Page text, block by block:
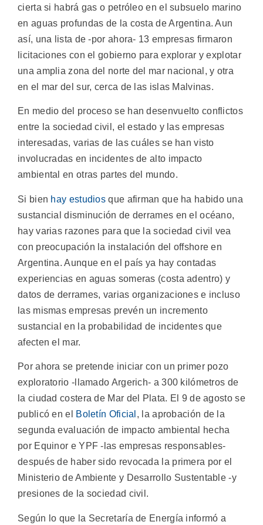
cierta si habrá gas o petróleo en el subsuelo marino
en aguas profundas de la costa de Argentina. Aun
así, una lista de -por ahora- 13 empresas firmaron
licitaciones con el gobierno para explorar y explotar
una amplia zona del norte del mar nacional, y otra
en el mar del sur, cerca de las islas Malvinas.
En medio del proceso se han desenvuelto conflictos
entre la sociedad civil, el estado y las empresas
interesadas, varias de las cuáles se han visto
involucradas en incidentes de alto impacto
ambiental en otras partes del mundo.
Si bien hay estudios que afirman que ha habido una
sustancial disminución de derrames en el océano,
hay varias razones para que la sociedad civil vea
con preocupación la instalación del offshore en
Argentina. Aunque en el país ya hay contadas
experiencias en aguas someras (costa adentro) y
datos de derrames, varias organizaciones e incluso
las mismas empresas prevén un incremento
sustancial en la probabilidad de incidentes que
afecten el mar.
Por ahora se pretende iniciar con un primer pozo
exploratorio -llamado Argerich- a 300 kilómetros de
la ciudad costera de Mar del Plata. El 9 de agosto se
publicó en el
Boletín Oficial , la aprobación de la
segunda evaluación de impacto ambiental hecha
por Equinor e YPF -las empresas responsables-
después de haber sido revocada la primera por el
Ministerio de Ambiente y Desarrollo Sustentable -y
presiones de la sociedad civil.
Según lo que la Secretaría de Energía informó a